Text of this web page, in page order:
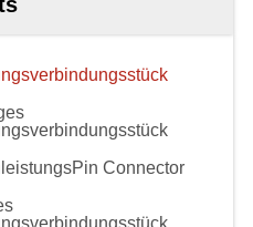
Connector